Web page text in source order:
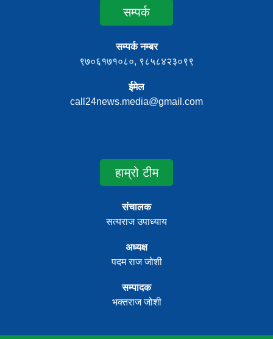
सम्पर्क
सम्पर्क नम्बर
९७०६१७१०८०, ९८५८४२३०९९
ईमेल
call24news.media@gmail.com
हाम्रो टीम
संचालक
सत्यराज उपाध्याय
अध्यक्ष
पदम राज जोशी
सम्पादक
भक्तराज जोशी